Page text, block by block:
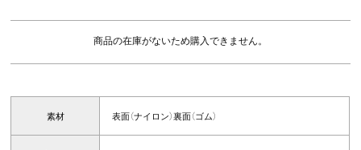
商品の在庫がないため購入できません。
素材 表面（ナイロン）裏面（ゴム）